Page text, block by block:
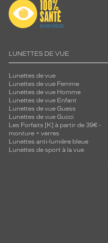
LUNETTES DE VUE
Lunettes de vue
Lunettes de vue Femme
Lunettes de vue Homme
Lunettes de vue Enfant
Lunettes de vue Guess
Lunettes de vue Gucci
Les Forfaits [K] à partir de 39€ -
monture + verres
Lunettes anti-lumière bleue
Lunettes de sport à la vue